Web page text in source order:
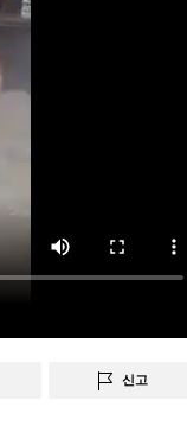
신고